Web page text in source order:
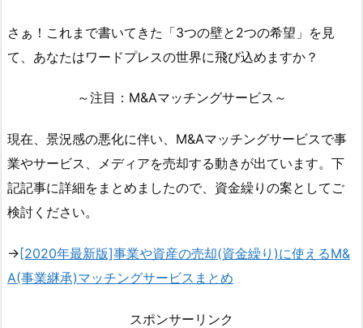
さぁ！これまで書いてきた「3つの壁と2つの希望」を見
て、あなたはワードプレスの世界に飛び込めますか？
～注目：M&Aマッチングサービス～
現在、景況感の悪化に伴い、M&Aマッチングサービスで事
業やサービス、メディアを売却する動きが出ています。下
記記事に詳細をまとめましたので、資金繰りの案としてご
検討ください。
→[2020年最新版]事業や資産の売却(資金繰り)に使えるM&
A(事業継承)マッチングサービスまとめ
スポンサーリンク